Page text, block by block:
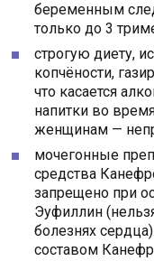
беременным
только до 3
строгую диету,
копчёности,
что касается
напитки во
женщинам —
мочегонные
средства
запрещено при
Эуфиллин
болезнях
составом